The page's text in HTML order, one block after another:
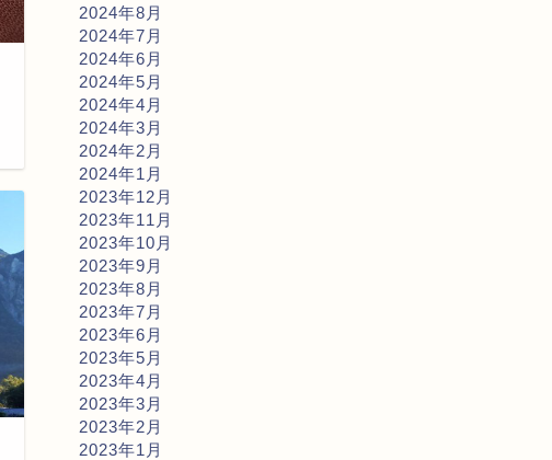
2024年8月
2024年7月
2024年6月
2024年5月
2024年4月
2024年3月
2024年2月
2024年1月
2023年12月
2023年11月
2023年10月
2023年9月
2023年8月
2023年7月
2023年6月
2023年5月
2023年4月
2023年3月
2023年2月
2023年1月